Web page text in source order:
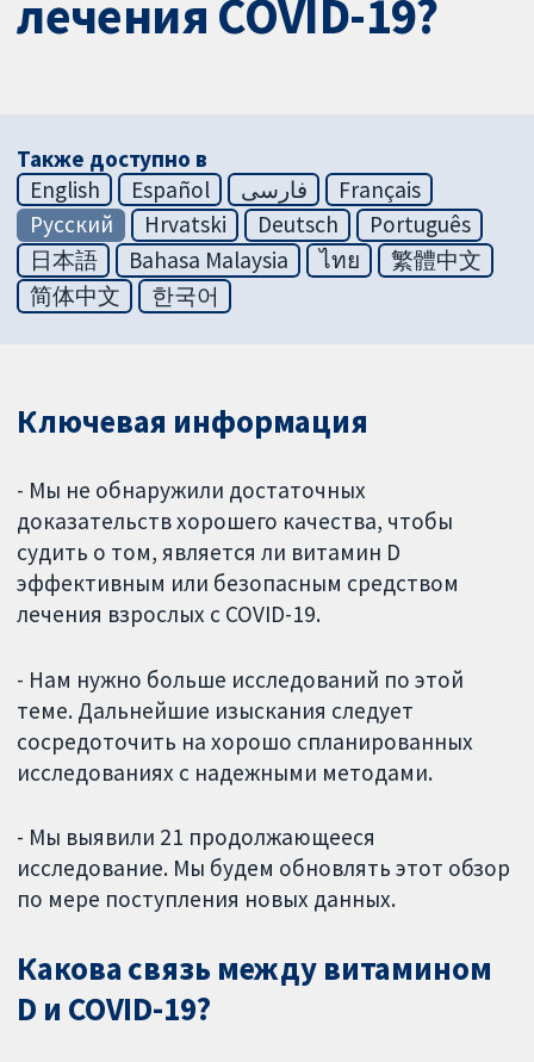
лечения COVID-19?
Также доступно в
English
Español فارسی
Français
Русский
Hrvatski Deutsch
Português
日本語
Bahasa Malaysia ไทย
繁體中文
简体中文
한국어
Ключевая информация
- Мы не обнаружили достаточных
доказательств хорошего качества, чтобы
судить о том, является ли витамин D
эффективным или безопасным средством
лечения взрослых с COVID-19.
- Нам нужно больше исследований по этой
теме. Дальнейшие изыскания следует
сосредоточить на хорошо спланированных
исследованиях с надежными методами.
- Мы выявили 21 продолжающееся
исследование. Мы будем обновлять этот обзор
по мере поступления новых данных.
Какова связь между витамином
D и COVID-19?